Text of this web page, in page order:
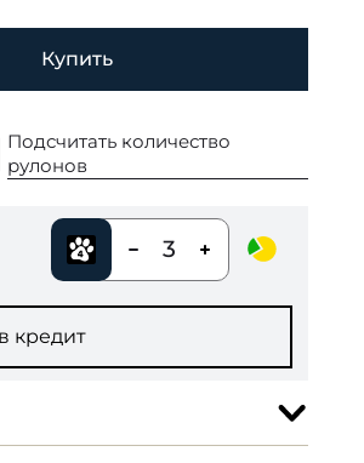
Купить
Подсчитать количество
рулонов
3
кредит